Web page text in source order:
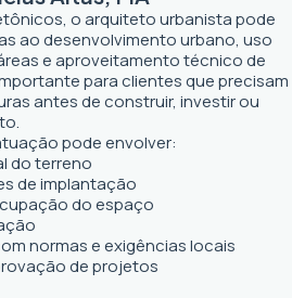
o arquiteto urbanista pode
ao desenvolvimento urbano, uso
e aproveitamento técnico de
para clientes que precisam
antes de construir, investir ou
pode envolver:
do terreno
de implantação
do espaço
normas e exigências locais
de projetos